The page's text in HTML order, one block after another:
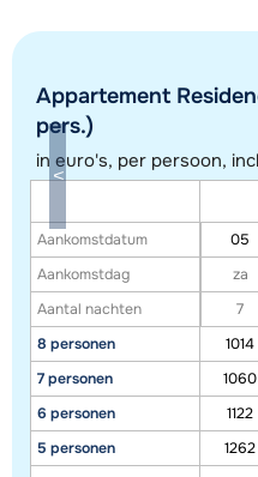
Toon alle accommodaties
Deze kaart geeft een indicatie van
exacte locatie kan enigszins afwijken.
Appartement
pers.)
in euro's, per persoon,
Aankomstdatum
Aankomstdag
Aantal nachten
8 personen
7 personen
6 personen
5 personen
05
za
7
1014
1060
1122
1262